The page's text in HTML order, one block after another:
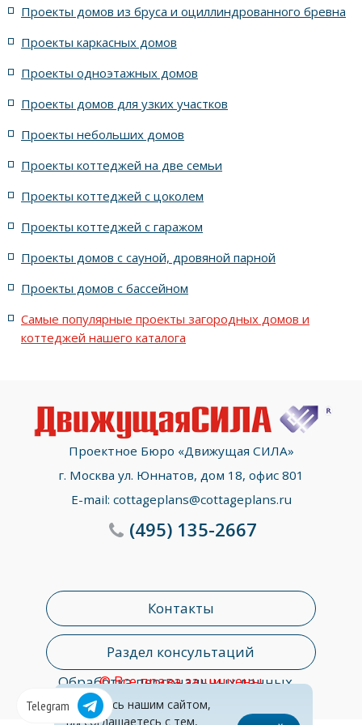
Telegram
7 спален с крышей шале 5 спален и террасой
жилых в стиле Райта с 5 комнатами
жилых в английском стиле
жилых в современном стиле с террасой
с террасой и 6 комнатами
Проекты домов из бруса и оциллиндрованного бревна
Проекты каркасных домов
Проекты одноэтажных домов
Проекты домов для узких участков
Проекты небольших домов
Проекты коттеджей на две семьи
Проекты коттеджей с цоколем
Проекты коттеджей с гаражом
Проекты домов с сауной, дровяной парной
Проекты домов с бассейном
Самые популярные проекты загородных домов и
коттеджей нашего каталога
© Все права защищены
Проектное Бюро «Движущая СИЛА»
г. Москва ул. Юннатов, дом 18, офис 801
E-mail: cottageplans@cottageplans.ru
Контакты
Раздел консультаций
(495)135-2667
Обработка персональных данных
Пользуясь нашим сайтом,
вы соглашаетесь с тем,